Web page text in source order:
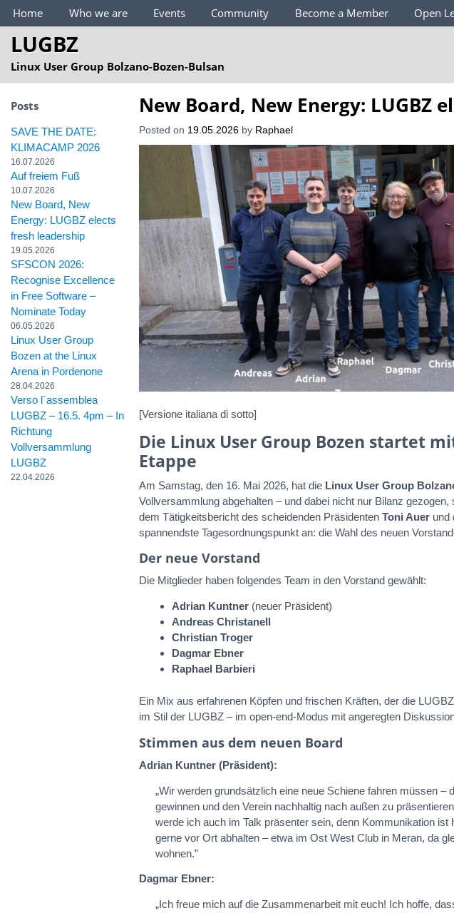
Main Menu
Home Who we are Events Community Become a Member Open
LUGBZ
Linux User Group Bolzano-Bozen-Bulsan
New Board, New Energy: LUGBZ
Posted on 19.05.2026 by Raphael
[Versione italiana di sotto]
Die Linux User Group Bozen startet
Etappe
Am Samstag, den 16. Mai 2026, hat die Linux User Group
Vollversammlung abgehalten – und dabei nicht nur Bilanz
dem Tätigkeitsbericht des scheidenden Präsidenten Toni Auer und
spannendste Tagesordnungspunkt an: die Wahl des neuen
Der neue Vorstand
Die Mitglieder haben folgendes Team in den Vorstand gewählt:
Adrian Kuntner(neuer Präsident)
Andreas Christanell
Christian Troger
Dagmar Ebner
Raphael Barbieri
Ein Mix aus erfahrenen Köpfen und frischen Kräften, der die
im Stil der LUGBZ – im open-end-Modus mit angeregten
Stimmen aus dem neuen Board
Adrian Kuntner (Präsident):
„Wir werden grundsätzlich eine neue Schiene fahren müssen –
gewinnen und den Verein nachhaltig nach außen zu
werde ich auch im Talk präsenter sein, denn Kommunikation
gerne vor Ort abhalten – etwa im Ost West Club in Meran, da
wohnen.”
Dagmar Ebner:
„Ich freue mich auf die Zusammenarbeit mit euch! Ich hoffe,
Posts
SAVE THE DATE:
KLIMACAMP 2026
16.07.2026
Auf freiem Fuß
10.07.2026
New Board, New
Energy: LUGBZ elects
fresh leadership
19.05.2026
SFSCON 2026:
Recognise Excellence
in Free Software –
Nominate Today
06.05.2026
Linux User Group
Bozen at the Linux
Arena in Pordenone
28.04.2026
Verso l´assemblea
LUGBZ – 16.5. 4pm – In
Richtung
Vollversammlung
LUGBZ
22.04.2026